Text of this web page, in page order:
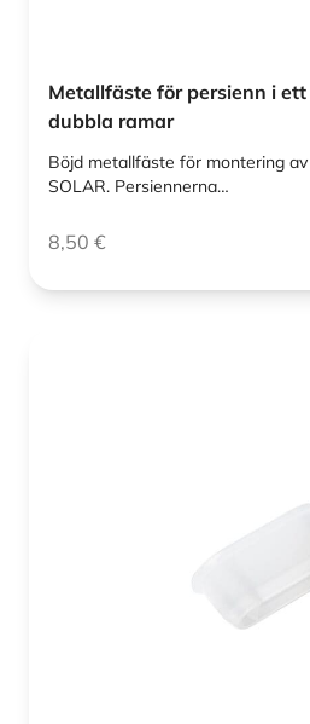
Metallfäste för persienn i
dubbla ramar
Böjd metallfäste för montering
SOLAR. Persiennerna…
8,50 €